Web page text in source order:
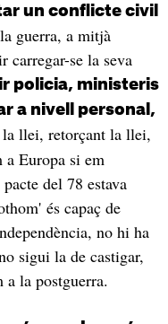
un conflicte civil
guerra, a mitjà
carregar-se la seva
policia, ministeris
a nivell personal,
llei, retorçant la llei,
Europa si em
del 78 estava
és capaç de
no hi ha
sigui la de castigar,
a la postguerra.